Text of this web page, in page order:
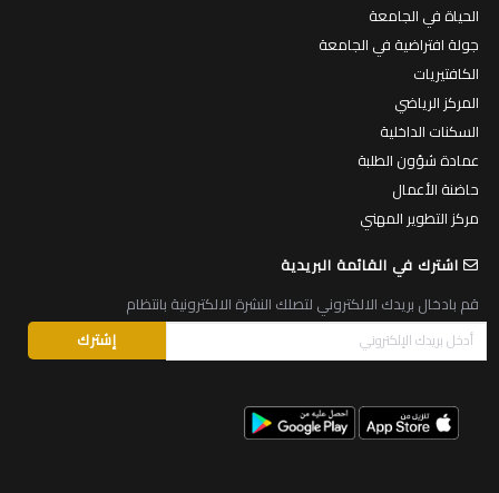
الحياة في الجامعة
جولة افتراضية في الجامعة
الكافتيريات
المركز الرياضي
السكنات الداخلية
عمادة شؤون الطلبة
حاضنة الأعمال
مركز التطوير المهني
اشترك في القائمة البريدية
قم بادخال بريدك الالكتروني لتصلك النشرة الالكترونية بانتظام